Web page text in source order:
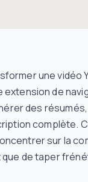
une vidéo
extension de
des
complète.
sur la
de taper